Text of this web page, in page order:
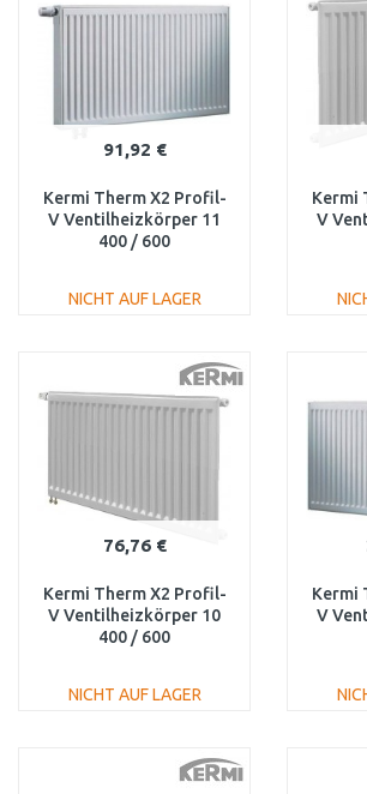
91,92 €
Kermi Therm X2 Profil-
V Ventilheizkörper 11
400 / 600
NICHT AUF LAGER
Vergleichen
Kermi
V
76,76 €
Kermi Therm X2 Profil-
V Ventilheizkörper 10
400 / 600
NICHT AUF LAGER
Kermi
V